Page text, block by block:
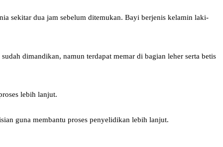
sekitar dua jam sebelum ditemukan. Bayi berjenis kelamin laki-
dimandikan, namun terdapat memar di bagian leher serta betis
lebih lanjut.
guna membantu proses penyelidikan lebih lanjut.